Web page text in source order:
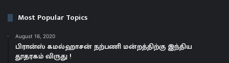
Most Popular Topics
August 16, 2020
பிரான்ஸ் கமல்ஹாசன் நற்பணி மன்றத்திற்கு இந்திய
தூதரகம் விருது !